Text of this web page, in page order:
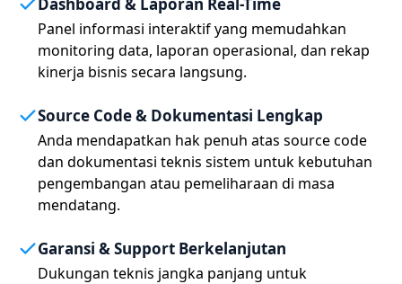
Panel informasi interaktif yang memudahkan
monitoring data, laporan operasional, dan rekap
kinerja bisnis secara langsung.
Source Code & Dokumentasi Lengkap
Anda mendapatkan hak penuh atas source code
dan dokumentasi teknis sistem untuk kebutuhan
pengembangan atau pemeliharaan di masa
mendatang.
Garansi & Support Berkelanjutan
Dukungan teknis jangka panjang untuk